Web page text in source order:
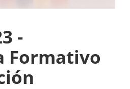
-
Formativo